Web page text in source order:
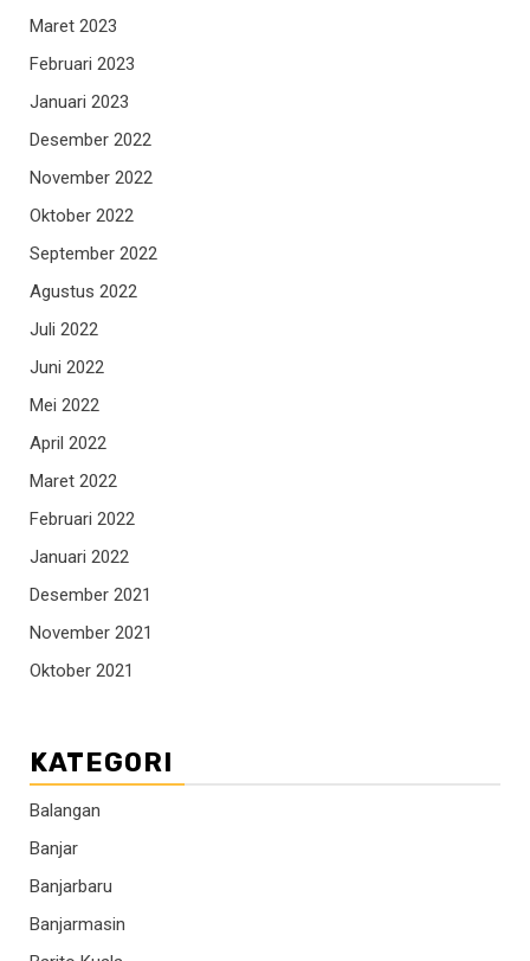
Maret 2023
Februari 2023
Januari 2023
Desember 2022
November 2022
Oktober 2022
September 2022
Agustus 2022
Juli 2022
Juni 2022
Mei 2022
April 2022
Maret 2022
Februari 2022
Januari 2022
Desember 2021
November 2021
Oktober 2021
KATEGORI
Balangan
Banjar
Banjarbaru
Banjarmasin